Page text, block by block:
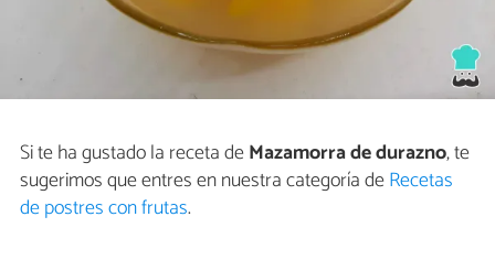
Si te ha gustado la receta deMazamorra de durazno, te
sugerimos que entres en nuestra categoría deRecetas
de postres con frutas.